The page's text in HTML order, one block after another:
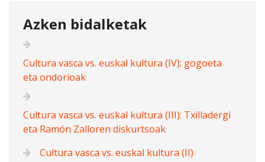
Azken bidalketak
Cultura vasca vs. euskal kultura (IV): gogoeta
eta ondorioak
Cultura vasca vs. euskal kultura (III): Txilladergi
eta Ramón Zalloren diskurtsoak
Cultura vasca vs. euskal kultura (II)